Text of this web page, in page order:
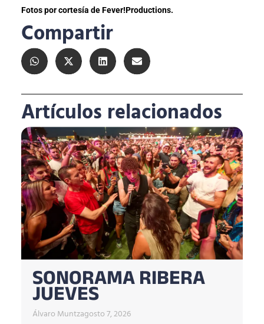
Fotos por cortesía de Fever!Productions.
Compartir
Artículos relacionados
SONORAMA RIBERA
JUEVES
Álvaro Muntzagosto 7, 2026